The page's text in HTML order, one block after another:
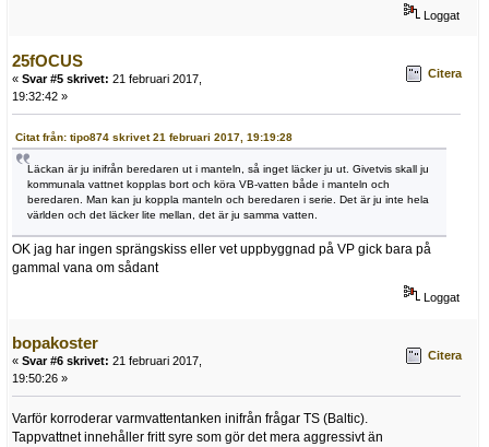
Loggat
25fOCUS
« Svar #5 skrivet: 21 februari 2017,
19:32:42 »
Citera
Citat från: tipo874 skrivet 21 februari 2017, 19:19:28
Läckan är ju inifrån beredaren ut i manteln, så inget läcker ju ut. Givetvis skall ju
kommunala vattnet kopplas bort och köra VB-vatten både i manteln och
beredaren. Man kan ju koppla manteln och beredaren i serie. Det är ju inte hela
världen och det läcker lite mellan, det är ju samma vatten.
OK jag har ingen sprängskiss eller vet uppbyggnad på VP gick bara på
gammal vana om sådant
Loggat
bopakoster
« Svar #6 skrivet: 21 februari 2017,
19:50:26 »
Citera
Varför korroderar varmvattentanken inifrån frågar TS (Baltic).
Tappvattnet innehåller fritt syre som gör det mera aggressivt än